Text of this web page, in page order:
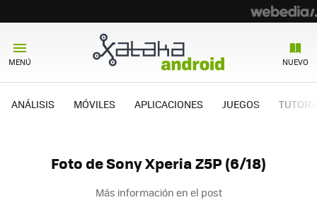
MENÚ NUEVO
ANÁLISIS MÓVILES APLICACIONES JUEGOS
Foto de Sony Xperia Z5P (6/18)
Más información en el post